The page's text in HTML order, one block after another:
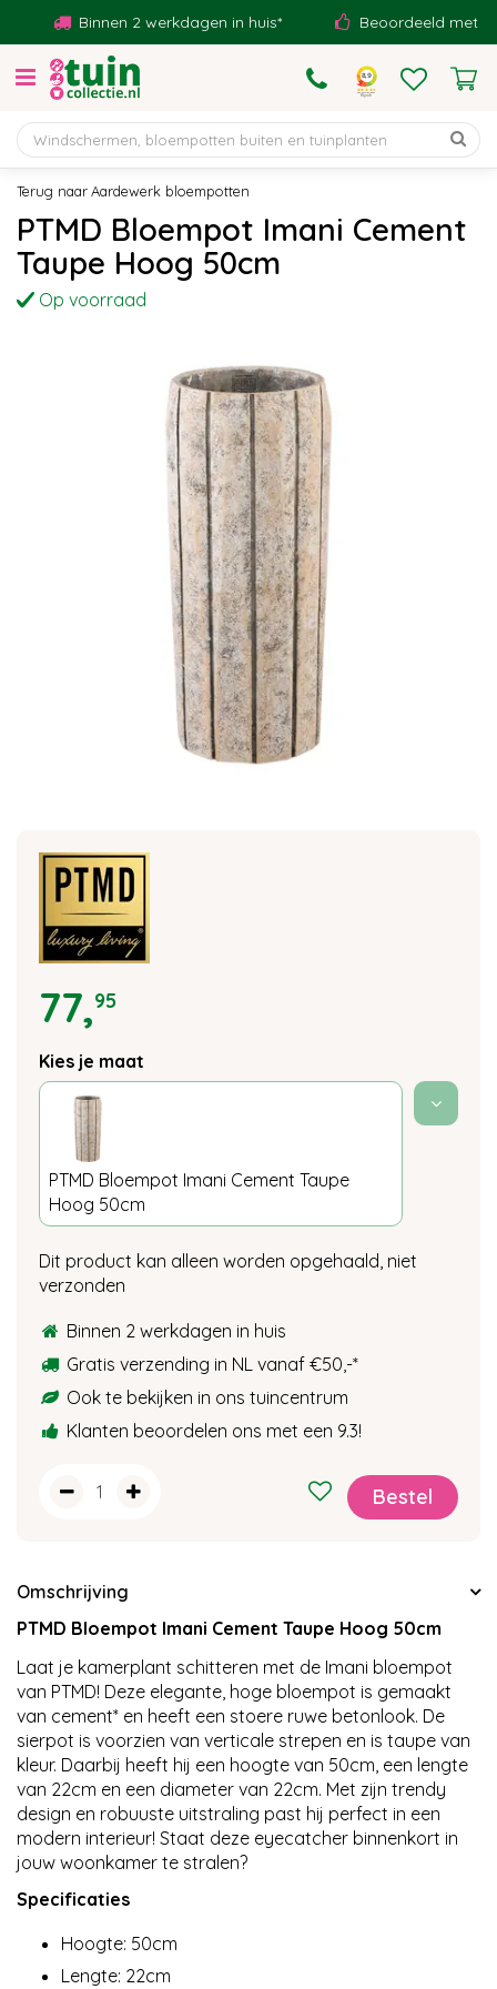
Aardewerk bloempotten
Binnen 2 werkdagen in huis* Beoordeeld met een
PTMD Bloempot Imani Cement
Taupe Hoog 50cm
Op voorraad
77,95
Kies je maat
PTMD Bloempot Imani Cement Taupe
Hoog 50cm
Dit product kan alleen worden opgehaald, niet
verzonden
Binnen 2 werkdagen in huis
Gratis verzending in NL vanaf €50,-*
Ook te bekijken in ons tuincentrum
Klanten beoordelen ons met een 9.3!
Omschrijving
PTMD Bloempot Imani Cement Taupe Hoog 50cm
Laat je kamerplant schitteren met de Imani bloempot
van PTMD! Deze elegante, hoge bloempot is gemaakt
van cement* en heeft een stoere ruwe betonlook. De
sierpot is voorzien van verticale strepen en is taupe van
kleur. Daarbij heeft hij een hoogte van 50cm, een lengte
van 22cm en een diameter van 22cm. Met zijn trendy
design en robuuste uitstraling past hij perfect in een
modern interieur! Staat deze eyecatcher binnenkort in
jouw woonkamer te stralen?
Specificaties
Hoogte: 50cm
Lengte: 22cm